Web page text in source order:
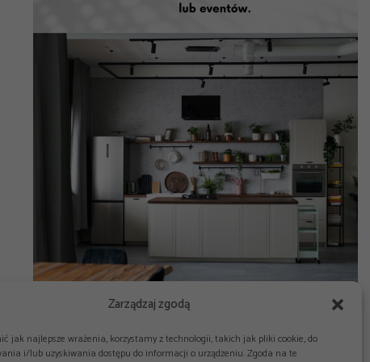
Zarządzaj zgodą
jak najlepsze wrażenia, korzystamy z technologii, takich jak pliki cookie, do
i/lub uzyskiwania dostępu do informacji o urządzeniu. Zgoda na te